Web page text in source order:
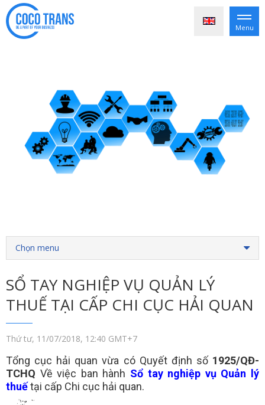
Menu
Chọn menu
SỔ TAY NGHIỆP VỤ QUẢN LÝ
THUẾ TẠI CẤP CHI CỤC HẢI QUAN
Thứ tư, 11/07/2018, 12:40 GMT+7
Tổng cục hải quan vừa có Quyết định số 1925/QĐ-
TCHQ Về việc ban hành Sổ tay nghiệp vụ Quản lý
thuếtại cấp Chi cục hải quan.